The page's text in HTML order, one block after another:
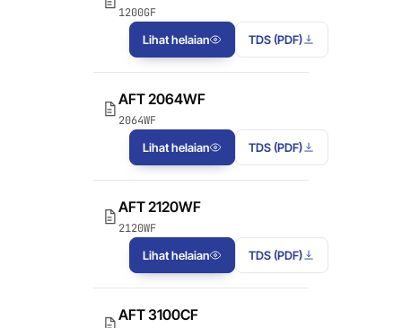
Pita Busa Akrilik
Pita Busa Akrilik
AFT 2064WF
Pita Busa Akrilik
1200GF
Lihat helaian
TDS (PDF)
AFT 2064WF
2064WF
Lihat helaian
TDS (PDF)
AFT 2120WF
2120WF
Lihat helaian
TDS (PDF)
AFT 3100CF